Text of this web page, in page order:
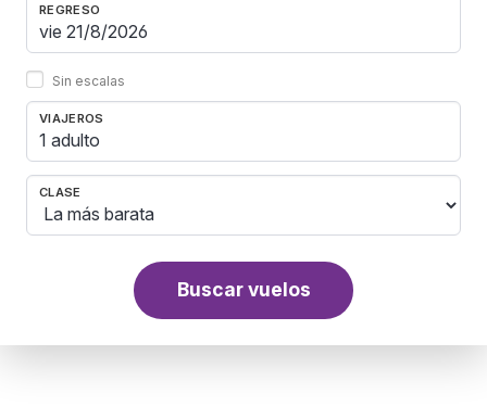
REGRESO
Sin escalas
VIAJEROS
1 adulto
CLASE
Buscar vuelos